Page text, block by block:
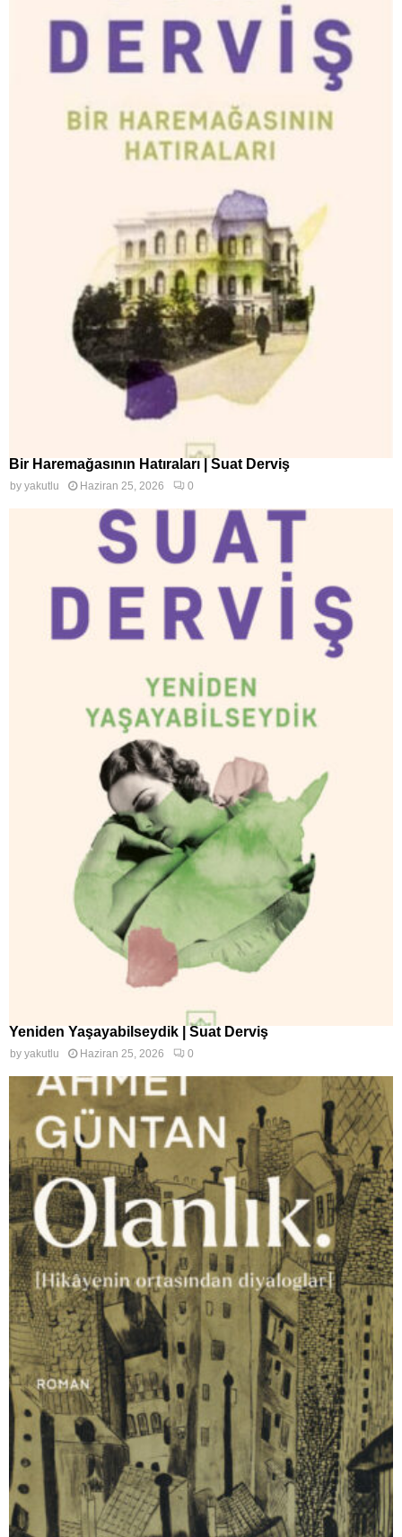
Bir Haremağasının Hatıraları | Suat Derviş
by yakutlu Haziran 25, 2026 0
Yeniden Yaşayabilseydik | Suat Derviş
by yakutlu Haziran 25, 2026 0